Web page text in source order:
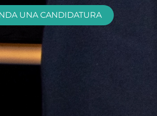
UNA CANDIDATURA